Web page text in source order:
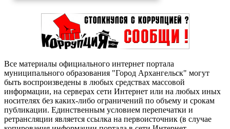
Все материалы официального интернет портала
муниципального образования "Город Архангельск" могут
быть воспроизведены в любых средствах массовой
информации, на серверах сети Интернет или на любых иных
носителях без каких-либо ограничений по объему и срокам
публикации. Единственным условием перепечатки и
ретрансляции является ссылка на первоисточник (в случае